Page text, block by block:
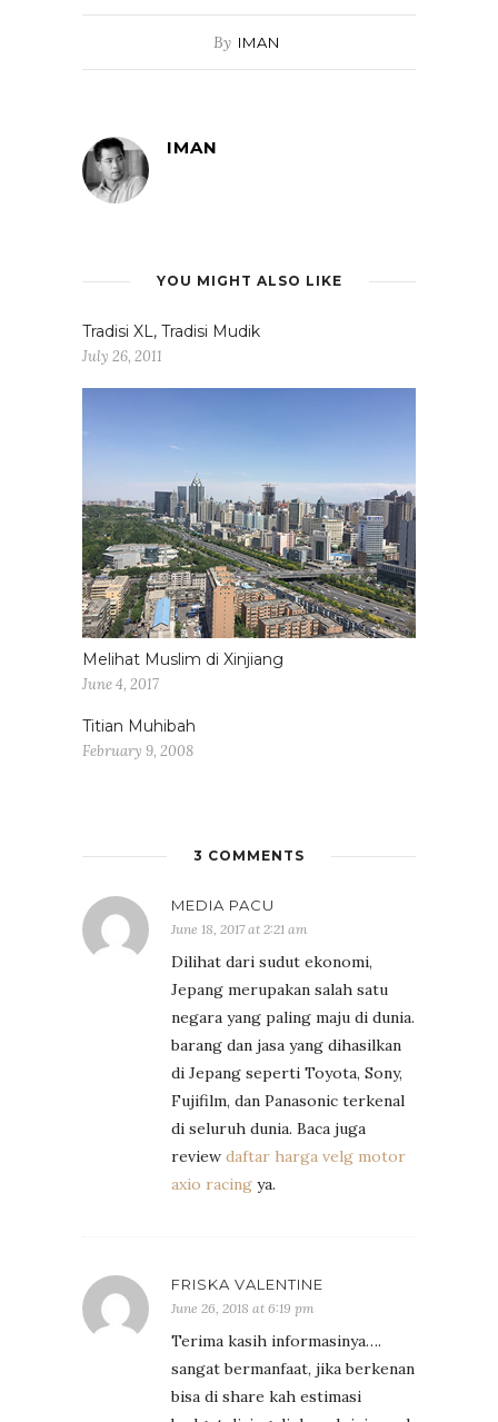
By IMAN
IMAN
YOU MIGHT ALSO LIKE
Tradisi XL, Tradisi Mudik
July 26, 2011
Melihat Muslim di Xinjiang
June 4, 2017
Titian Muhibah
February 9, 2008
3 COMMENTS
MEDIA PACU
June 18, 2017 at 2:21 am
Dilihat dari sudut ekonomi,
Jepang merupakan salah satu
negara yang paling maju di dunia.
barang dan jasa yang dihasilkan
di Jepang seperti Toyota, Sony,
Fujifilm, dan Panasonic terkenal
di seluruh dunia. Baca juga
review daftar harga velg motor
axio racing ya.
FRISKA VALENTINE
June 26, 2018 at 6:19 pm
Terima kasih informasinya….
sangat bermanfaat, jika berkenan
bisa di share kah estimasi